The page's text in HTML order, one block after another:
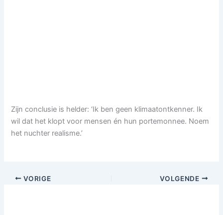
Zijn conclusie is helder: ‘Ik ben geen klimaatontkenner. Ik
wil dat het klopt voor mensen én hun portemonnee. Noem
het nuchter realisme.’
VORIGE VOLGENDE